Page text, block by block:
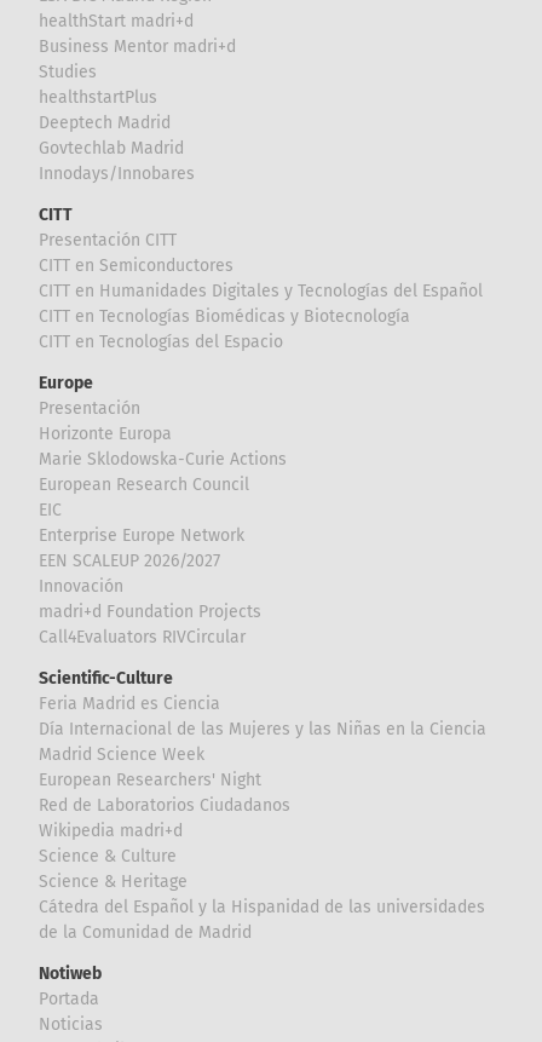
healthStart madri+d
Business Mentor madri+d
Studies
healthstartPlus
Deeptech Madrid
Govtechlab Madrid
Innodays/Innobares
CITT
Presentación CITT
CITT en Semiconductores
CITT en Humanidades Digitales y Tecnologías del Español
CITT en Tecnologías Biomédicas y Biotecnología
CITT en Tecnologías del Espacio
Europe
Presentación
Horizonte Europa
Marie Sklodowska-Curie Actions
European Research Council
EIC
Enterprise Europe Network
EEN SCALEUP 2026/2027
Innovación
madri+d Foundation Projects
Call4Evaluators RIVCircular
Scientific-Culture
Feria Madrid es Ciencia
Día Internacional de las Mujeres y las Niñas en la Ciencia
Madrid Science Week
European Researchers' Night
Red de Laboratorios Ciudadanos
Wikipedia madri+d
Science & Culture
Science & Heritage
Cátedra del Español y la Hispanidad de las universidades
de la Comunidad de Madrid
Notiweb
Portada
Noticias